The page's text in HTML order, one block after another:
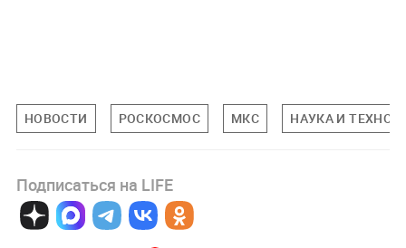
НОВОСТИ РОСКОСМОС МКС НАУКА И
Подписаться на LIFE